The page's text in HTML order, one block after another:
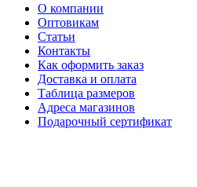
О компании
Оптовикам
Статьи
Контакты
Как оформить заказ
Доставка и оплата
Таблица размеров
Адреса магазинов
Подарочный сертификат